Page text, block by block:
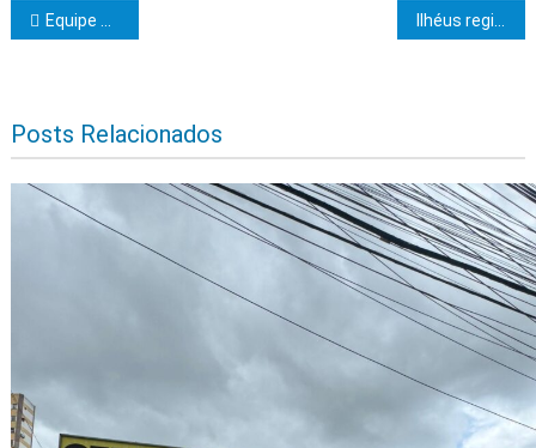
Navegação de Post
Equipe de Angiologia do HAMM em Ibicaraí atendeu 2.142 pacientes em 2023
Posts Relacionados